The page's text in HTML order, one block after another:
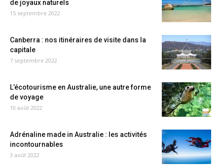
de joyaux naturels
15 septembre 2022
Canberra : nos itinéraires de visite dans la
capitale
7 septembre 2022
L’écotourisme en Australie, une autre forme
de voyage
10 août 2022
Adrénaline made in Australie : les activités
incontournables
3 août 2022